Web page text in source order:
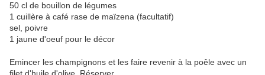
50 cl de bouillon de légumes
1 cuillère à café rase de maïzena (facultatif)
sel, poivre
1 jaune d'oeuf pour le décor
Emincer les champignons et les faire revenir à la poêle avec un